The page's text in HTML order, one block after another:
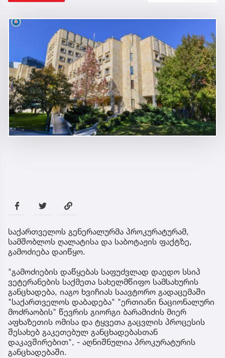
საქართველოს გენერალურმა პროკურატურამ,
სამშობლოს ღალატისა და საბოტაჟის ფაქტზე,
გამოძიება დაიწყო.
"გამოძიების დაწყებას საფუძვლად დაედო სსიპ
ვეტერანების საქმეთა სახელმწიფო სამსახურის
განცხადება, იაგო ხვიჩიას საავტორო გადაცემაში
"საქართველოს დაბადება" "ერთიანი ნაციონალური
მოძრაობის" წევრის გიორგი ბარამიძის მიერ
აფხაზეთის ომისა და ტყვეთა გაცვლის პროცესის
შესახებ გაკეთებულ განცხადებასთან
დაკავშირებით", - აღნიშნულია პროკურატურის
განცხადებაში.